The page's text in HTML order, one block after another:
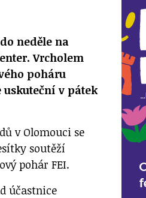
neděle na
Vrcholem
poháru
uskuteční v pátek
v Olomouci se
soutěží
pohár FEI.
účastnice